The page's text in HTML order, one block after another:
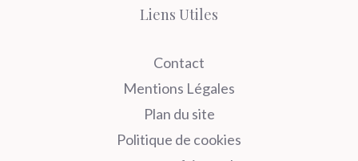
Liens Utiles
Contact
Mentions Légales
Plan du site
Politique de cookies